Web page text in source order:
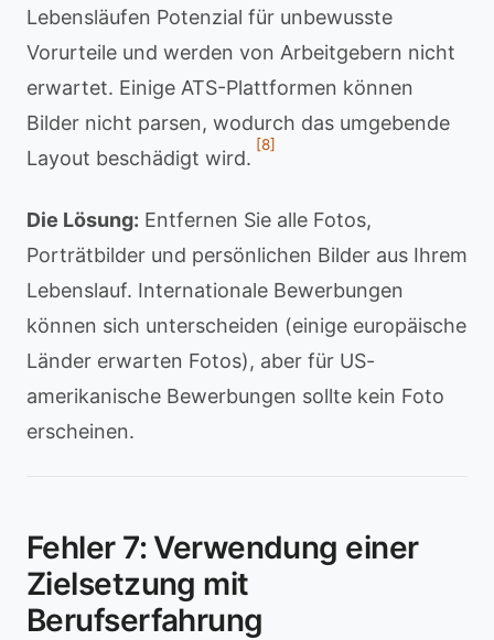
Lebensläufen Potenzial für unbewusste
Vorurteile und werden von Arbeitgebern nicht
erwartet. Einige ATS-Plattformen können
Bilder nicht parsen, wodurch das umgebende
Layout beschädigt wird.
[8]
Die Lösung: Entfernen Sie alle Fotos,
Porträtbilder und persönlichen Bilder aus Ihrem
Lebenslauf. Internationale Bewerbungen
können sich unterscheiden (einige europäische
Länder erwarten Fotos), aber für US-
amerikanische Bewerbungen sollte kein Foto
erscheinen.
Fehler 7: Verwendung einer
Zielsetzung mit
Berufserfahrung